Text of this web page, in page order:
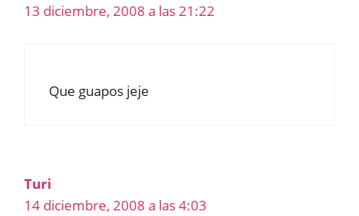
13 diciembre, 2008 a las 21:22
Que guapos jeje
Turi
14 diciembre, 2008 a las 4:03